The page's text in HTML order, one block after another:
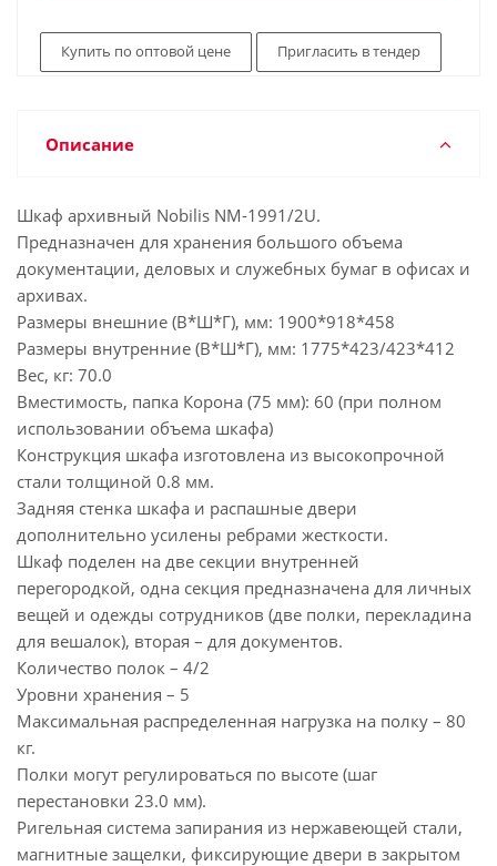
Купить по оптовой цене Пригласить в тендер
Описание
Шкаф архивный Nobilis NM-1991/2U.
Предназначен для хранения большого объема
документации, деловых и служебных бумаг в офисах и
архивах.
Размеры внешние (В*Ш*Г), мм: 1900*918*458
Размеры внутренние (В*Ш*Г), мм: 1775*423/423*412
Вес, кг: 70.0
Вместимость, папка Корона (75 мм): 60 (при полном
использовании объема шкафа)
Конструкция шкафа изготовлена из высокопрочной
стали толщиной 0.8 мм.
Задняя стенка шкафа и распашные двери
дополнительно усилены ребрами жесткости.
Шкаф поделен на две секции внутренней
перегородкой, одна секция предназначена для личных
вещей и одежды сотрудников (две полки, перекладина
для вешалок), вторая – для документов.
Количество полок – 4/2
Уровни хранения – 5
Максимальная распределенная нагрузка на полку – 80
кг.
Полки могут регулироваться по высоте (шаг
перестановки 23.0 мм).
Ригельная система запирания из нержавеющей стали,
магнитные защелки, фиксирующие двери в закрытом